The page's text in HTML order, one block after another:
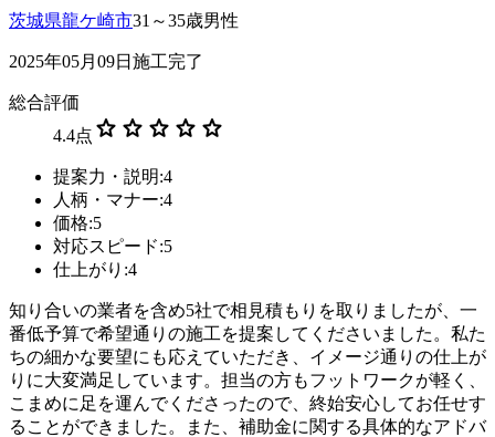
茨城県龍ケ崎市31～35歳男性
2025年05月09日施工完了
総合評価
4.4点 star star star star star
提案力・説明:4
人柄・マナー:4
価格:5
対応スピード:5
仕上がり:4
知り合いの業者を含め5社で相見積もりを取りましたが、一
番低予算で希望通りの施工を提案してくださいました。 ​私た
ちの細かな要望にも応えていただき、イメージ通りの仕上が
りに大変満足しています。担当の方もフットワークが軽く、
こまめに足を運んでくださったので、終始安心してお任せす
ることができました。 ​また、補助金に関する具体的なアドバ